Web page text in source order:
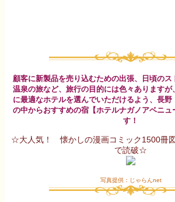
顧客に新製品を売り込むための出張、日頃のス
温泉の旅など、旅行の目的には色々あります
に最適なホテルを選んでいただけるよう、長
の中からおすすめの宿【ホテルナガノアベニュ
す！
☆大人気！ 懐かしの漫画コミック1500冊
で読破☆
写真提供：じゃらんnet